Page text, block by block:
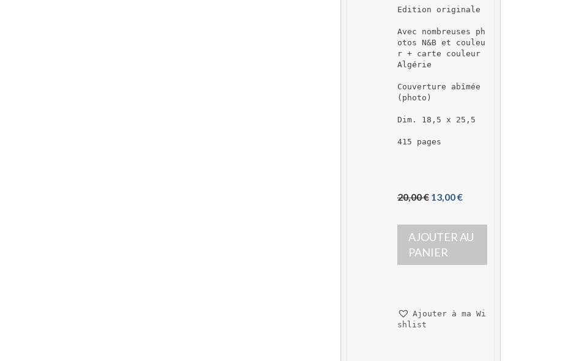
Edition originale
Avec nombreuses ph
otos N&B et couleu
r + carte couleur
Algérie
Couverture abîmée
(photo)
Dim. 18,5 x 25,5
415 pages
20,00 € L
p
r
i
x
t
13,00 €L
p
r
x
u
AJOUTER AU
PANIER
Ajouter à ma Wi
shlist